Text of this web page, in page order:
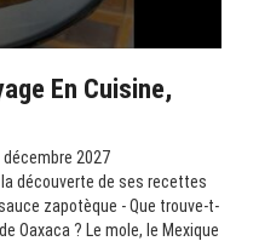
En Cuisine,
décembre 2027
découverte de ses recettes
zapotèque - Que trouve-t-
Oaxaca ? Le mole, le Mexique